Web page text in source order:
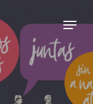
Menu
Menu